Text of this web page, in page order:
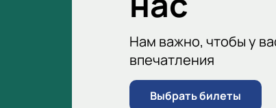
Нам важно, чтобы у
впечатления
Выбрать билеты